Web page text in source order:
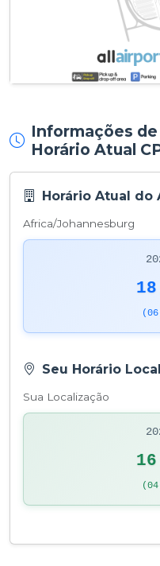
Informações
Horário Atual
Horário Atual do
Africa/Johannesburg
Seu Horário Local
Sua Localização